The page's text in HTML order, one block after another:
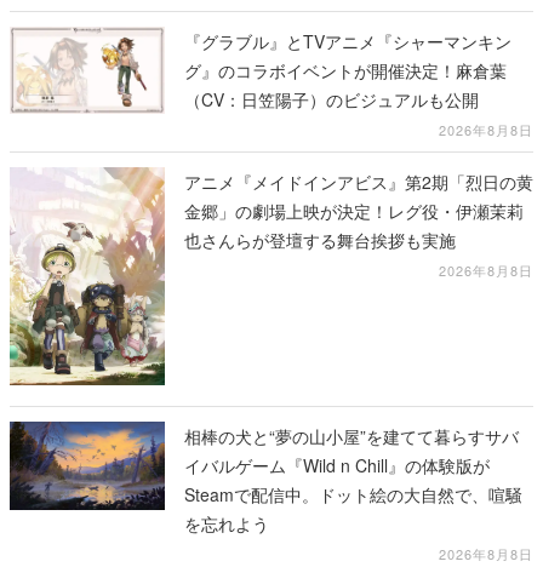
『グラブル』とTVアニメ『シャーマンキン
グ』のコラボイベントが開催決定！麻倉葉
（CV：日笠陽子）のビジュアルも公開
2026年8月8日
アニメ『メイドインアビス』第2期「烈日の黄
金郷」の劇場上映が決定！レグ役・伊瀬茉莉
也さんらが登壇する舞台挨拶も実施
2026年8月8日
相棒の犬と“夢の山小屋”を建てて暮らすサバ
イバルゲーム『Wild n Chill』の体験版が
Steamで配信中。ドット絵の大自然で、喧騒
を忘れよう
2026年8月8日